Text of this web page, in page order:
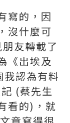
寫的，因
沒什麼可
友轉載了
《出埃及
認為有料
(蔡先生
看的)，就